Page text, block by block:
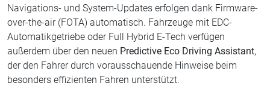
Navigations- und System-Updates erfolgen dank Firmware-
over-the-air (FOTA) automatisch. Fahrzeuge mit EDC-
Automatikgetriebe oder Full Hybrid E-Tech verfügen
außerdem über den neuen Predictive Eco Driving Assistant,
der den Fahrer durch vorausschauende Hinweise beim
besonders effizienten Fahren unterstützt.